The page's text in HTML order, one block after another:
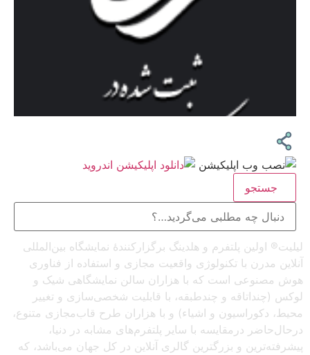
جستجو
لیلیت® اولین پلتفرم و هلدینگ برگزارکنندهٔ نمایشگاه بین‌المللی
آنلاین مدرن با تکنولوژی واقعیت مجازی و استفاده از فناوری
هوش مصنوعی است که با هزاران سالن نمایشگاهی شیک و
لوکس (چنداتاقه و چندطبقه، با قابلیت شخصی‌سازی و تغییر
محیط، دکوراسیون و اشیاء) و با هزاران طرح قاب‌مجازی متنوع،
درحال‌حاضر درمقایسه با سایر پلتفرم‌های مشابه در دنیا،
پیشرفته‌ترین و بزرگترین گالری آنلاین در کل جهان می‌باشد، که